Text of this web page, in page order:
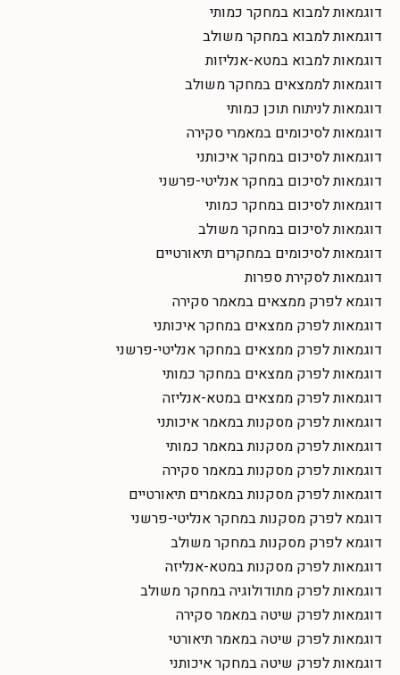
דוגמאות למבוא במחקר כמותי
דוגמאות למבוא במחקר משולב
דוגמאות למבוא במטא-אנליזות
דוגמאות לממצאים במחקר משולב
דוגמאות לניתוח תוכן כמותי
דוגמאות לסיכומים במאמרי סקירה
דוגמאות לסיכום במחקר איכותני
דוגמאות לסיכום במחקר אנליטי-פרשני
דוגמאות לסיכום במחקר כמותי
דוגמאות לסיכום במחקר משולב
דוגמאות לסיכומים במחקרים תיאורטיים
דוגמאות לסקירת ספרות
דוגמא לפרק ממצאים במאמר סקירה
דוגמאות לפרק ממצאים במחקר איכותני
דוגמאות לפרק ממצאים במחקר אנליטי-פרשני
דוגמאות לפרק ממצאים במחקר כמותי
דוגמאות לפרק ממצאים במטא-אנליזה
דוגמאות לפרק מסקנות במאמר איכותני
דוגמאות לפרק מסקנות במאמר כמותי
דוגמאות לפרק מסקנות במאמר סקירה
דוגמאות לפרק מסקנות במאמרים תיאורטיים
דוגמא לפרק מסקנות במחקר אנליטי-פרשני
דוגמא לפרק מסקנות במחקר משולב
דוגמאות לפרק מסקנות במטא-אנליזה
דוגמאות לפרק מתודולוגיה במחקר משולב
דוגמאות לפרק שיטה במאמר סקירה
דוגמאות לפרק שיטה במאמר תיאורטי
דוגמאות לפרק שיטה במחקר איכותני